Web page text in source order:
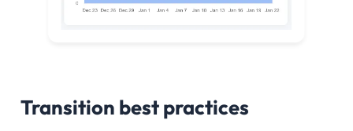
Transition best practices